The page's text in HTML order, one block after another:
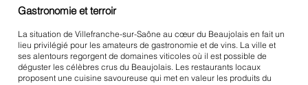
Gastronomie et terroir
La situation de Villefranche-sur-Saône au cœur du Beaujolais en fait un
lieu privilégié pour les amateurs de gastronomie et de vins. La ville et
ses alentours regorgent de domaines viticoles où il est possible de
déguster les célèbres crus du Beaujolais. Les restaurants locaux
proposent une cuisine savoureuse qui met en valeur les produits du